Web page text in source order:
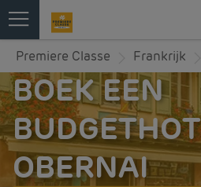
Premiere Classe Frankrijk
BOEK EEN
OBERNAI